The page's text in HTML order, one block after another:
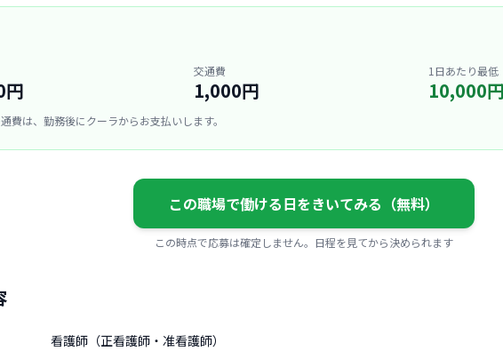
円
交通費
1,000円
1日あたり最低
10,000
費は、勤務後にクーラからお支払いします。
この職場で働ける日をきいてみる（無料）
この時点で応募は確定しません。日程を見てから決められます
看護師（正看護師・准看護師）